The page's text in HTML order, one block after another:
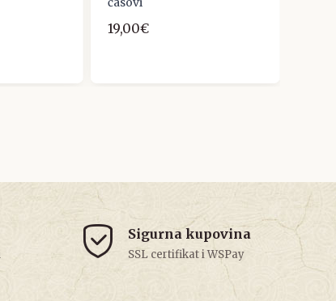
19,00€
Sigurna kupovina
SSL certifikat i WSPay